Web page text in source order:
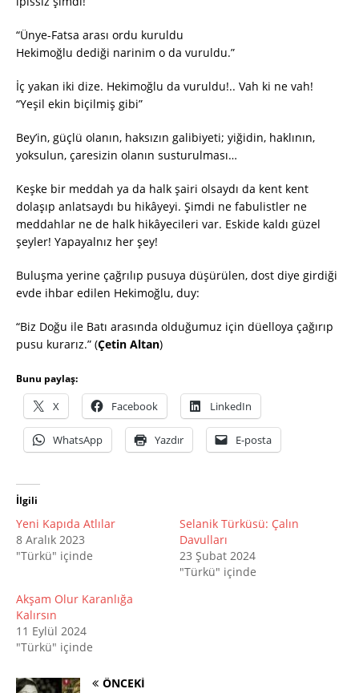
“Ünye-Fatsa arası ordu kuruldu
Hekimoğlu dediği narinim o da vuruldu.”
İç yakan iki dize. Hekimoğlu da vuruldu!.. Vah ki ne vah!
“Yeşil ekin biçilmiş gibi”
Bey’in, güçlü olanın, haksızın galibiyeti; yiğidin, haklının,
yoksulun, çaresizin olanın susturulması…
Keşke bir meddah ya da halk şairi olsaydı da kent kent
dolaşıp anlatsaydı bu hikâyeyi. Şimdi ne fabulistler ne
meddahlar ne de halk hikâyecileri var. Eskide kaldı güzel
şeyler! Yapayalnız her şey!
Buluşma yerine çağrılıp pusuya düşürülen, dost diye girdiği
evde ihbar edilen Hekimoğlu, duy:
“Biz Doğu ile Batı arasında olduğumuz için düelloya çağırıp
pusu kurarız.” (Çetin Altan)
Bunu paylaş:
X Facebook LinkedIn
WhatsApp Yazdır E-posta
İlgili
Yeni Kapıda Atlılar
8 Aralık 2023
"Türkü" içinde
Selanik Türküsü: Çalın
Davulları
23 Şubat 2024
"Türkü" içinde
Akşam Olur Karanlığa
Kalırsın
11 Eylül 2024
"Türkü" içinde
ÖNCEKI